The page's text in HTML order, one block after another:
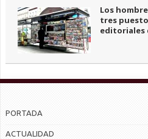
Los
tres
editoriales
PORTADA
ACTUALIDAD